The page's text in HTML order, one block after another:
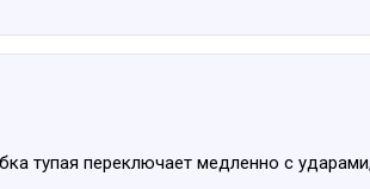
тупая переключает медленно с